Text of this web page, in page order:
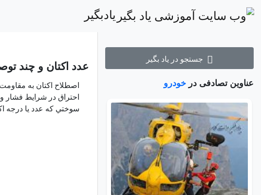
یادبگیر
جستجو در یاد بگیر
عناوین تصادفی در خودرو
عدد اكتان و چند
اصطلاح اكتان به
احتراق در شرايط فشار
سوختي كه عدد يا درجه